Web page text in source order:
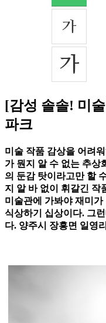
[감성 솔솔! 미
파크
미술 작품 감상을 어려
가 뭔지 알 수 없는 추상
의 둔감 탓이라고만 할
지 알 바 없이 휘갈긴 작
미술관에 가봐야 재미
식상하기 십상이다. 그
다. 양주시 장흥면 일영